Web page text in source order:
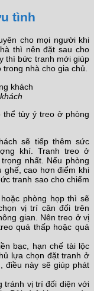
tình
cho mọi người khi
thì nên đặt sau cho
thì bức tranh mới giúp
nhà cho gia chủ.
tùy ý treo ở phòng
sẽ tiếp thêm sức
khí. Tranh treo ở
nhất. Nếu phòng
ghế, cao hơn điểm khi
tranh sao cho chiếm
phòng họp thì sẽ
vị trí cân đối trên
gian. Nên treo ở vị
quá thấp hoặc quá
bạc, hạn chế tài lộc
lựa chọn đặt tranh ở
điều này sẽ giúp phát
tránh vị trí đối diện với